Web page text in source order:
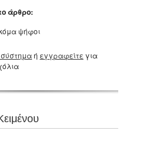
άρθρο:
ψήφοι
σύστημαή εγγραφείτε για